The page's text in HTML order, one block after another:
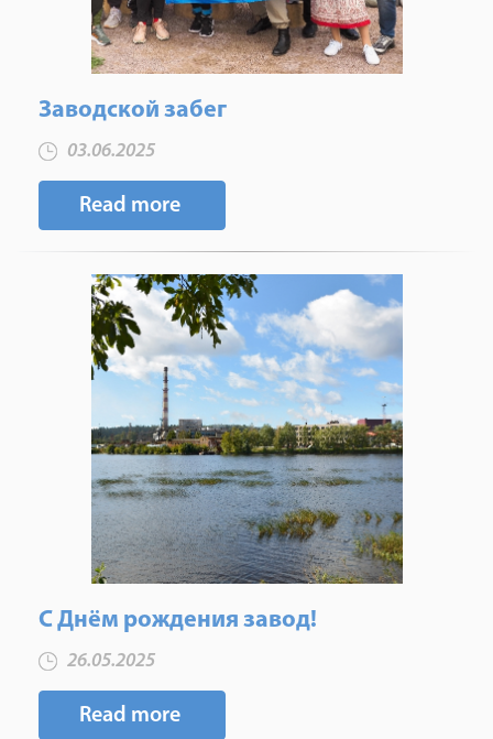
Заводской забег
03.06.2025
Read more
С Днём рождения завод!
26.05.2025
Read more